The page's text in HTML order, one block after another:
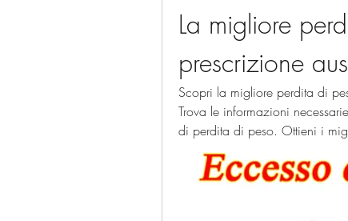
La migliore
prescrizione
Scopri la migliore perdita di
Trova le informazioni
di perdita di peso. Ottieni i